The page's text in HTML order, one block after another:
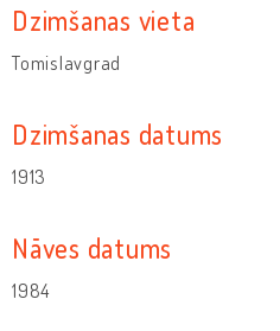
Dzimšanas vieta
Tomislavgrad
Dzimšanas datums
1913
Nāves datums
1984